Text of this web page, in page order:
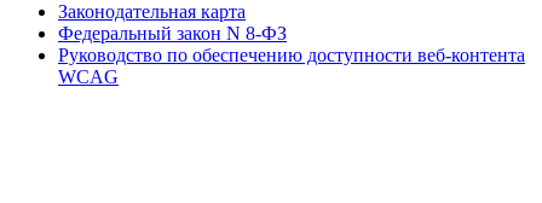
Законодательная карта
Федеральный закон N 8-ФЗ
Руководство по обеспечению доступности веб-контента
WCAG